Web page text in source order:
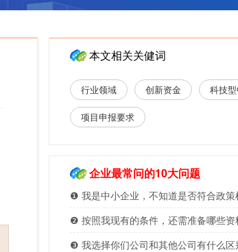
本文相关关健词
行业领域 创新资金 科技
项目申报要求
企业最常问的10大问题
❶ 我是中小企业，不知道是否符合政策
❷ 按照我现有的条件，还需准备哪些资
❸ 我选择你们公司和其他公司有什么区